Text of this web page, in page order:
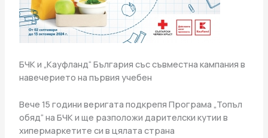
БЧК и „Кауфланд“ България със съвместна кампания в
навечерието на първия учебен
Вече 15 години веригата подкрепя Програма „Топъл
обяд“ на БЧК и ще разположи дарителски кутии в
хипермаркетите си в цялата страна